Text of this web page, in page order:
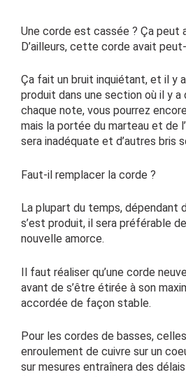
Une corde est cassée ? Ça peut
D’ailleurs, cette corde avait
Ça fait un bruit inquiétant, et il y
produit dans une section où il y
chaque note, vous pourrez
mais la portée du marteau et de
sera inadéquate et d’autres bris
Faut-il remplacer la corde ?
La plupart du temps, dépendant
s’est produit, il sera préférable
nouvelle amorce.
Il faut réaliser qu’une corde
avant de s’être étirée à son
accordée de façon stable.
Pour les cordes de basses,
enroulement de cuivre sur un
sur mesures entraînera des